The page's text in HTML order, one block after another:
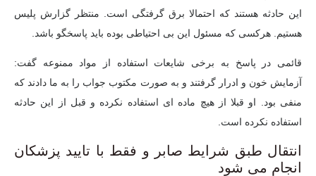
این حادثه هستند که احتمالا برق گرفتگی است. منتظر گزارش پلیس
هستیم. هرکسی که مسئول این بی احتیاطی بوده باید پاسخگو باشد.
قائمی در پاسخ به برخی شایعات استفاده از مواد ممنوعه گفت:
آزمایش خون و ادرار گرفتند و به صورت مکتوب جواب را به ما دادند که
منفی بود. او قبلا از هیچ ماده ای استفاده نکرده و قبل از این حادثه
استفاده نکرده است.
انتقال طبق شرایط صابر و فقط با تایید پزشکان
انجام می شود